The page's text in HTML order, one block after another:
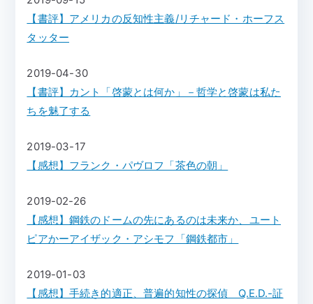
【書評】アメリカの反知性主義/リチャード・ホーフス
タッター
2019-04-30
【書評】カント「啓蒙とは何か」－哲学と啓蒙は私た
ちを魅了する
2019-03-17
【感想】フランク・パヴロフ「茶色の朝」
2019-02-26
【感想】鋼鉄のドームの先にあるのは未来か、ユート
ピアかーアイザック・アシモフ「鋼鉄都市」
2019-01-03
【感想】手続き的適正、普遍的知性の探偵 Q.E.D.-証